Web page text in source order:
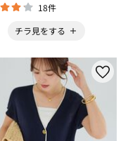
18件
チラ見をする